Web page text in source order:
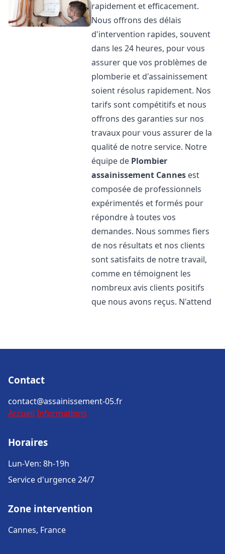
rapidement et efficacement.
Nous offrons des délais
d'intervention rapides, souvent
dans les 24 heures, pour vous
assurer que vos problèmes de
plomberie et d'assainissement
soient résolus rapidement. Nos
tarifs sont compétitifs et nous
offrons des garanties sur nos
travaux pour vous assurer de la
qualité de notre service. Notre
équipe de Plombier
assainissement Cannes est
composée de professionnels
expérimentés et formés pour
répondre à toutes vos
demandes. Nous sommes fiers
de nos résultats et nos clients
sont satisfaits de notre travail,
comme en témoignent les
nombreux avis clients positifs
que nous avons reçus. N'attend
Contact
contact@assainissement-05.fr
Accueil Informations
Horaires
Lun-Ven: 8h-19h
Service d'urgence 24/7
Zone intervention
Cannes, France